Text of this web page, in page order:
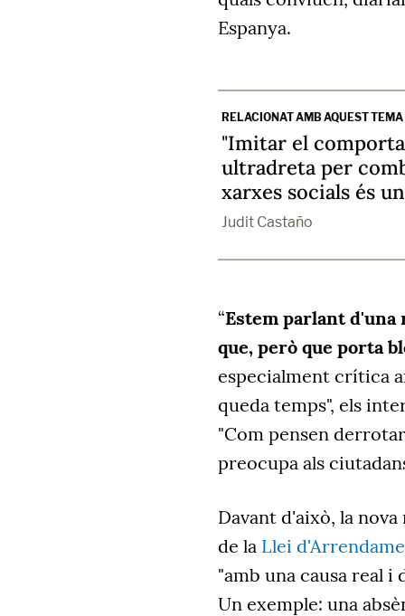
Espanya.
RELACIONAT AMB AQUEST TEMA
"Imitar el
ultradreta per
xarxes socials és
Judit Castaño
“Estem parlant d'una
que, però que porta
especialment crítica
queda temps", els
"Com pensen
preocupa als
Davant d'això, la
de la Llei
"amb una causa real
Un exemple: una